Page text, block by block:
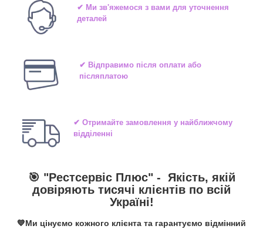
✔ Ми зв'яжемося з вами для уточнення
деталей
✔ Відправимо після оплати або
післяплатою
✔ Отримайте замовлення у найближчому
відділенні
🎯 "Рестсервіс Плюс" - Якість, якій
довіряють тисячі клієнтів по всій
Україні!
💙Ми цінуємо кожного клієнта та гарантуємо відмінний